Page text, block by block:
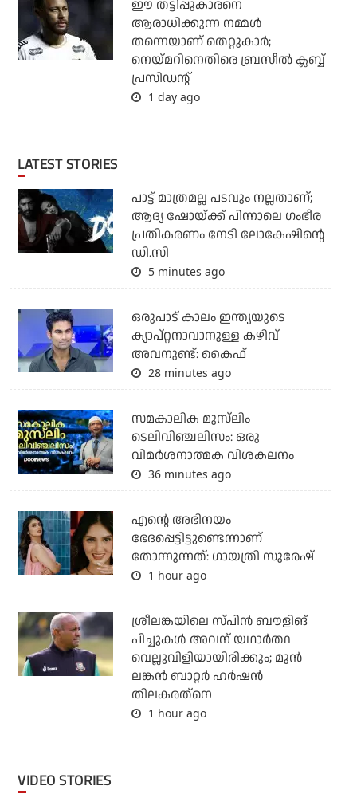
ഈ തട്ടിപ്പുകാരനെ
ആരാധിക്കുന്ന നമ്മള്‍
തന്നെയാണ് തെറ്റുകാര്‍;
നെയ്മറിനെതിരെ ബ്രസീല്‍ ക്ലബ്ബ്
പ്രസിഡന്റ്
1 day ago
LATEST STORIES
പാട്ട് മാത്രമല്ല പടവും നല്ലതാണ്;
ആദ്യ ഷോയ്ക്ക് പിന്നാലെ ഗംഭീര
പ്രതികരണം നേടി ലോകേഷിന്റെ
ഡി.സി
5 minutes ago
ഒരുപാട് കാലം ഇന്ത്യയുടെ
ക്യാപ്റ്റനാവാനുള്ള കഴിവ്
അവനുണ്ട്: കൈഫ്
28 minutes ago
സമകാലിക മുസ്‌ലിം
ടെലിവിഞ്ചലിസം: ഒരു
വിമര്‍ശനാത്മക വിശകലനം
36 minutes ago
എന്റെ അഭിനയം
ഭേദപ്പെട്ടിട്ടുണ്ടെന്നാണ്
തോന്നുന്നത്: ഗായത്രി സുരേഷ്
1 hour ago
ശ്രീലങ്കയിലെ സ്പിന്‍ ബൗളിങ്
പിച്ചുകള്‍ അവന് യഥാര്‍ത്ഥ
വെല്ലുവിളിയായിരിക്കും; മുന്‍
ലങ്കന്‍ ബാറ്റര്‍ ഹര്‍ഷന്‍
തിലകരത്‌നെ
1 hour ago
VIDEO STORIES